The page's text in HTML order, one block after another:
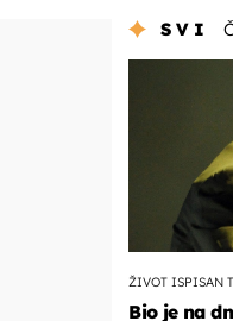
SVI
ŽIVOT ISPISAN
Bio je na